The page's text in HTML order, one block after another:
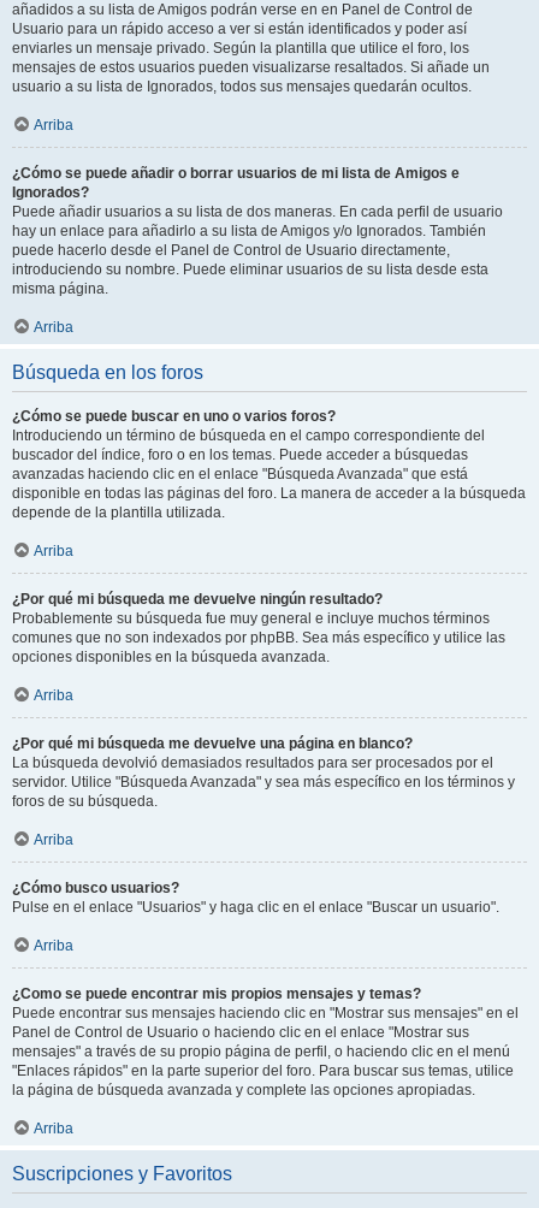
añadidos a su lista de Amigos podrán verse en en Panel de Control de
Usuario para un rápido acceso a ver si están identificados y poder así
enviarles un mensaje privado. Según la plantilla que utilice el foro, los
mensajes de estos usuarios pueden visualizarse resaltados. Si añade un
usuario a su lista de Ignorados, todos sus mensajes quedarán ocultos.
Arriba
¿Cómo se puede añadir o borrar usuarios de mi lista de Amigos e
Ignorados?
Puede añadir usuarios a su lista de dos maneras. En cada perfil de usuario
hay un enlace para añadirlo a su lista de Amigos y/o Ignorados. También
puede hacerlo desde el Panel de Control de Usuario directamente,
introduciendo su nombre. Puede eliminar usuarios de su lista desde esta
misma página.
Arriba
Búsqueda en los foros
¿Cómo se puede buscar en uno o varios foros?
Introduciendo un término de búsqueda en el campo correspondiente del
buscador del índice, foro o en los temas. Puede acceder a búsquedas
avanzadas haciendo clic en el enlace "Búsqueda Avanzada" que está
disponible en todas las páginas del foro. La manera de acceder a la búsqueda
depende de la plantilla utilizada.
Arriba
¿Por qué mi búsqueda me devuelve ningún resultado?
Probablemente su búsqueda fue muy general e incluye muchos términos
comunes que no son indexados por phpBB. Sea más específico y utilice las
opciones disponibles en la búsqueda avanzada.
Arriba
¿Por qué mi búsqueda me devuelve una página en blanco?
La búsqueda devolvió demasiados resultados para ser procesados por el
servidor. Utilice "Búsqueda Avanzada" y sea más específico en los términos y
foros de su búsqueda.
Arriba
¿Cómo busco usuarios?
Pulse en el enlace "Usuarios" y haga clic en el enlace "Buscar un usuario".
Arriba
¿Como se puede encontrar mis propios mensajes y temas?
Puede encontrar sus mensajes haciendo clic en "Mostrar sus mensajes" en el
Panel de Control de Usuario o haciendo clic en el enlace "Mostrar sus
mensajes" a través de su propio página de perfil, o haciendo clic en el menú
"Enlaces rápidos" en la parte superior del foro. Para buscar sus temas, utilice
la página de búsqueda avanzada y complete las opciones apropiadas.
Arriba
Suscripciones y Favoritos